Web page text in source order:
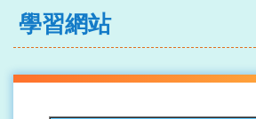
學習網站